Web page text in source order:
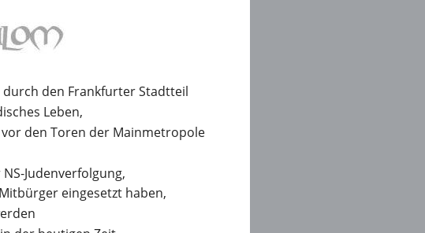
den Frankfurter Stadtteil
Leben,
den Toren der Mainmetropole
Judenverfolgung,
eingesetzt haben,